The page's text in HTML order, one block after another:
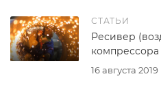
СТАТЬИ
16 августа 2019
Ресивер
компрессора